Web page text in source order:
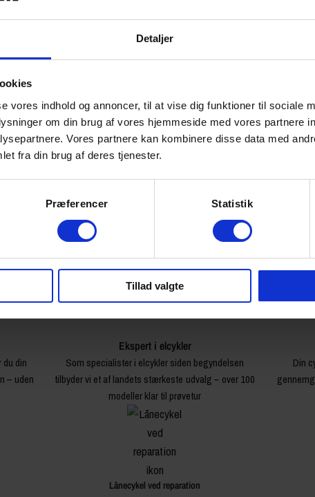
Detaljer
vores indhold og annoncer, til at vise dig funktioner til sociale
om din brug af vores hjemmeside med vores partnere
Vores partnere kan kombinere disse data med
fra din brug af deres tjenester.
Præferencer Statistik
Tillad valgte
Specifikationer
539,00 kr
0.4 kg
89238
din
– uden
Ekspert i elcykler
Som specialister i elcykler siden begyndelsen
tilbyder vi et af landets stærkeste udvalg – over 100
modeller klar til prøvetur
Din
Lånecykel ved reparation